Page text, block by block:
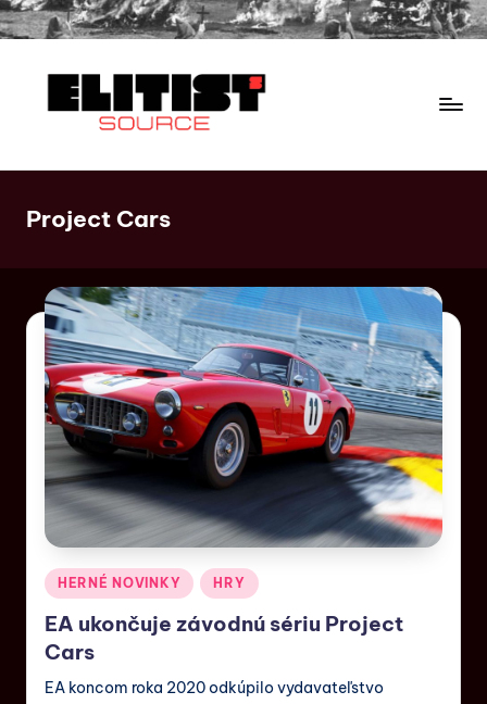
Project Cars
HERNÉ NOVINKY HRY
EA ukončuje závodnú sériu Project
Cars
EA koncom roka 2020 odkúpilo vydavateľstvo